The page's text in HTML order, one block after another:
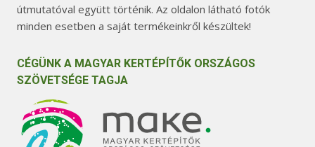
útmutatóval együtt történik. Az oldalon látható fotók
minden esetben a saját termékeinkről készültek!
CÉGÜNK A MAGYAR KERTÉPÍTŐK ORSZÁGOS
SZÖVETSÉGE TAGJA